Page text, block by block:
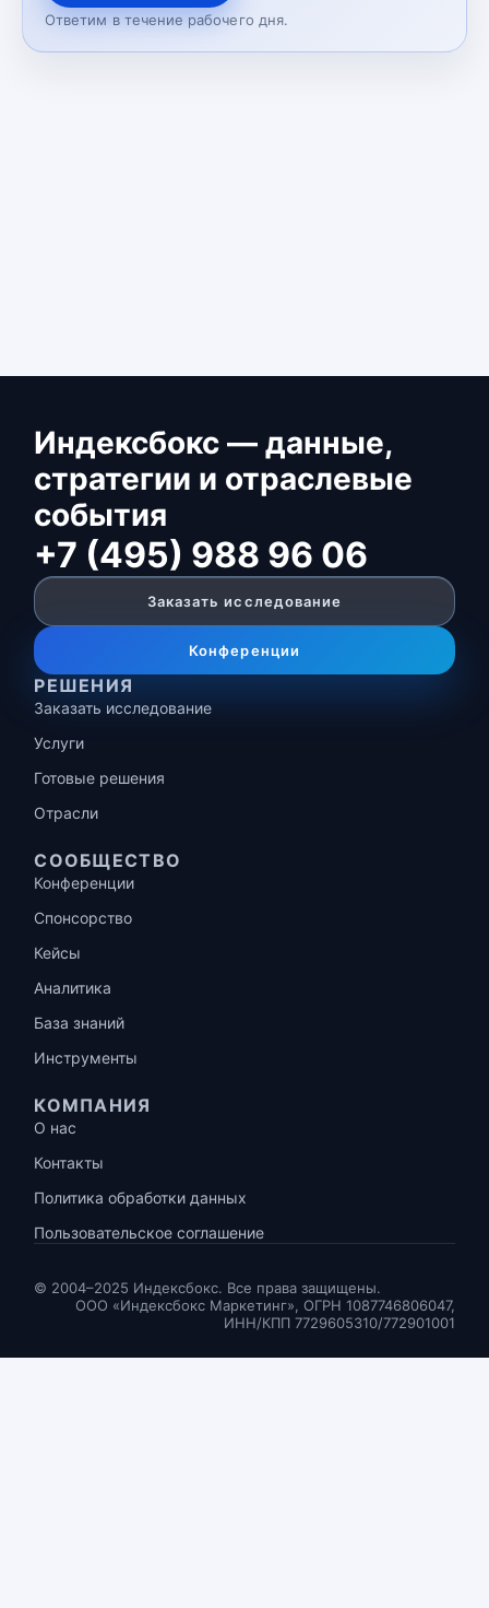
Ответим в течение рабочего дня.
Индексбокс — данные,
стратегии и отраслевые
события
+7 (495) 988 96 06
Заказать исследование
Конференции
РЕШЕНИЯ
Заказать исследование
Услуги
Готовые решения
Отрасли
СООБЩЕСТВО
Конференции
Спонсорство
Кейсы
Аналитика
База знаний
Инструменты
КОМПАНИЯ
О нас
Контакты
Политика обработки данных
Пользовательское соглашение
© 2004–2025 Индексбокс. Все права защищены.
ООО «Индексбокс Маркетинг», ОГРН 1087746806047,
ИНН/КПП 7729605310/772901001